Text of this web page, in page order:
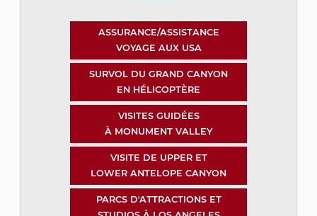
ASSURANCE/ASSISTANCE
VOYAGE AUX USA
SURVOL DU GRAND CANYON
EN HÉLICOPTÈRE
VISITES GUIDÉES
À MONUMENT VALLEY
VISITE DE UPPER ET
LOWER ANTELOPE CANYON
PARCS D'ATTRACTIONS ET